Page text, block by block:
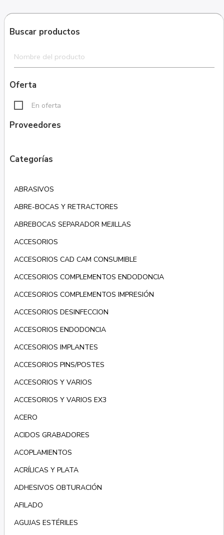
Buscar productos
Oferta
En oferta
Proveedores
Categorías
ABRASIVOS
ABRE-BOCAS Y RETRACTORES
ABREBOCAS SEPARADOR MEJILLAS
ACCESORIOS
ACCESORIOS CAD CAM CONSUMIBLE
ACCESORIOS COMPLEMENTOS ENDODONCIA
ACCESORIOS COMPLEMENTOS IMPRESIÓN
ACCESORIOS DESINFECCION
ACCESORIOS ENDODONCIA
ACCESORIOS IMPLANTES
ACCESORIOS PINS/POSTES
ACCESORIOS Y VARIOS
ACCESORIOS Y VARIOS EX3
ACERO
ACIDOS GRABADORES
ACOPLAMIENTOS
ACRÍLICAS Y PLATA
ADHESIVOS OBTURACIÓN
AFILADO
AGUJAS ESTÉRILES